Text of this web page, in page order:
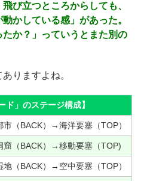
び立つところからしても、
かしている感」があった。
か？」っていうとまた別の
りますよね。
ド」のステージ構成】
（BACK）→海洋要塞（TOP）
（BACK）→移動要塞（TOP)
（BACK）→空中要塞（TOP）